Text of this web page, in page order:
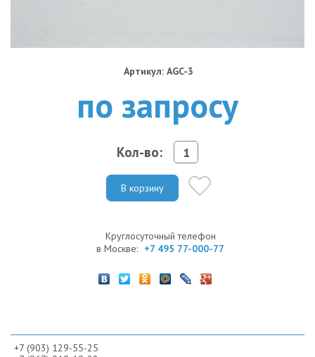
Артикул: AGC-3
по запросу
Кол-во:
В корзину
Круглосуточный телефон
в Москве: +7 495 77-000-77
+7 (903) 129-55-25